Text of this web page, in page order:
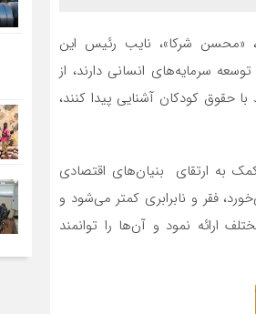
«محسن شرکا»، نایب رئیس این
سرمایه‌های انسانی دارند، از
حقوق کودکان آشنایی پیدا کنند،
به ارتقای بنیان‌های اقتصادی
فقر و نابرابری کمتر می‌شود و
ارائه نمود و آن‌ها را توانمند